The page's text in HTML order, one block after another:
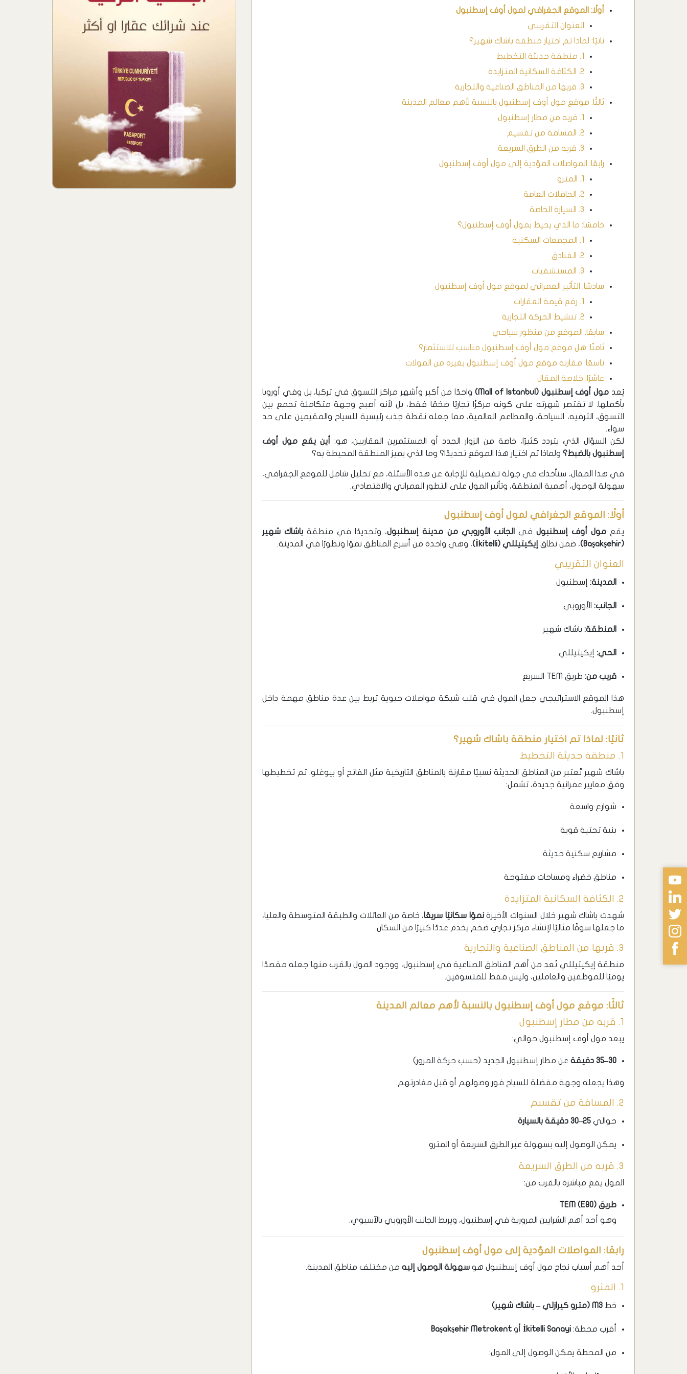
أولًا: الموقع الجغرافي لمول أوف إسطنبول
العنوان التقريبي
ثانيًا: لماذا تم اختيار منطقة باشاك شهير؟
1. منطقة حديثة التخطيط
2. الكثافة السكانية المتزايدة
3. قربها من المناطق الصناعية والتجارية
ثالثًا: موقع مول أوف إسطنبول بالنسبة لأهم معالم المدينة
1. قربه من مطار إسطنبول
2. المسافة من تقسيم
3. قربه من الطرق السريعة
رابعًا: المواصلات المؤدية إلى مول أوف إسطنبول
1. المترو
2. الحافلات العامة
3. السيارة الخاصة
خامسًا: ما الذي يحيط بمول أوف إسطنبول؟
1. المجمعات السكنية
2. الفنادق
3. المستشفيات
سادسًا: التأثير العمراني لموقع مول أوف إسطنبول
1. رفع قيمة العقارات
2. تنشيط الحركة التجارية
سابعًا: الموقع من منظور سياحي
ثامنًا: هل موقع مول أوف إسطنبول مناسب للاستثمار؟
تاسعًا: مقارنة موقع مول أوف إسطنبول بغيره من المولات
عاشرًا: خلاصة المقال
يُعد مول أوف إسطنبول (Mall of Istanbul)
واحدًا من أكبر وأشهر مراكز التسوق في تركيا، بل وفي أوروبا
بأكملها. لا تقتصر شهرته على كونه مركزًا تجاريًا ضخمًا فقط، بل لأنه أصبح وجهة متكاملة تجمع بين
التسوق، الترفيه، السياحة، والمطاعم العالمية، مما جعله نقطة جذب رئيسية للسياح والمقيمين على حد
سواء.
لكن السؤال الذي يتردد كثيرًا، خاصة من الزوار الجدد أو المستثمرين العقاريين، هو:
أين يقع مول أوف
إسطنبول بالضبط؟ ولماذا تم اختيار هذا الموقع تحديدًا؟ وما الذي يميز المنطقة المحيطة به؟
في هذا المقال، سنأخذك في جولة تفصيلية للإجابة عن هذه الأسئلة، مع تحليل شامل للموقع الجغرافي،
سهولة الوصول، أهمية المنطقة، وتأثير المول على التطور العمراني والاقتصادي.
أولًا: الموقع الجغرافي لمول أوف إسطنبول
يقعمول أوف إسطنبول في الجانب الأوروبي من مدينة إسطنبول، وتحديدًا في منطقة باشاك شهير
(Başakşehir)
، ضمن نطاق إيكيتيللي (İkitelli) ، وهي واحدة من أسرع المناطق نموًا وتطورًا في المدينة.
العنوان التقريبي
المدينة: إسطنبول
الجانب: الأوروبي
المنطقة: باشاك شهير
الحي: إيكيتيللي
قريب من: طريق TEM السريع
هذا الموقع الاستراتيجي جعل المول في قلب شبكة مواصلات حيوية تربط بين عدة مناطق مهمة داخل
إسطنبول.
ثانيًا: لماذا تم اختيار منطقة باشاك شهير؟
1. منطقة حديثة التخطيط
باشاك شهير تُعتبر من المناطق الحديثة نسبيًا مقارنة بالمناطق التاريخية مثل الفاتح أو بيوغلو. تم تخطيطها
وفق معايير عمرانية جديدة، تشمل:
شوارع واسعة
بنية تحتية قوية
مشاريع سكنية حديثة
مناطق خضراء ومساحات مفتوحة
2. الكثافة السكانية المتزايدة
شهدت باشاك شهير خلال السنوات الأخيرةنموًا سكانيًا سريعًا، خاصة من العائلات والطبقة المتوسطة والعليا،
ما جعلها سوقًا مثاليًا لإنشاء مركز تجاري ضخم يخدم عددًا كبيرًا من السكان.
3. قربها من المناطق الصناعية والتجارية
منطقة إيكيتيللي تُعد من أهم المناطق الصناعية في إسطنبول، ووجود المول بالقرب منها جعله مقصدًا
يوميًا للموظفين والعاملين، وليس فقط للمتسوقين.
ثالثًا: موقع مول أوف إسطنبول بالنسبة لأهم معالم المدينة
1. قربه من مطار إسطنبول
يبعد مول أوف إسطنبول حوالي:
30–35 دقيقة عن مطار إسطنبول الجديد (حسب حركة المرور)
وهذا يجعله وجهة مفضلة للسياح فور وصولهم أو قبل مغادرتهم.
2. المسافة من تقسيم
حوالي 25–30 دقيقة بالسيارة
يمكن الوصول إليه بسهولة عبر الطرق السريعة أو المترو
3. قربه من الطرق السريعة
المول يقع مباشرة بالقرب من:
طريق TEM (E80)
وهو أحد أهم الشرايين المرورية في إسطنبول، ويربط الجانب الأوروبي بالآسيوي.
رابعًا: المواصلات المؤدية إلى مول أوف إسطنبول
أحد أهم أسباب نجاح مول أوف إسطنبول هو سهولة الوصول إليه من مختلف مناطق المدينة.
1. المترو
خط M3 (مترو كيرازلي – باشاك شهير)
أقرب محطة: İkitelli Sanayi أو Başakşehir Metrokent
من المحطة يمكن الوصول إلى المول: